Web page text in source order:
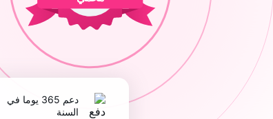
دعم 365 يوما في
السنة